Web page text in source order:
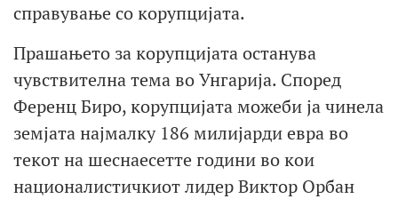
справување со корупцијата.
Прашањето за корупцијата останува
чувствителна тема во Унгарија. Според
Ференц Биро, корупцијата можеби ја чинела
земјата најмалку 186 милијарди евра во
текот на шеснаесетте години во кои
националистичкиот лидер Виктор Орбан